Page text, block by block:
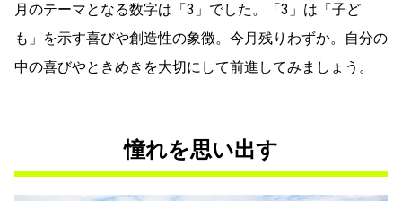
月のテーマとなる数字は「3」でした。「3」は「子ど
も」を示す喜びや創造性の象徴。今月残りわずか。自分の
中の喜びやときめきを大切にして前進してみましょう。
憧れを思い出す